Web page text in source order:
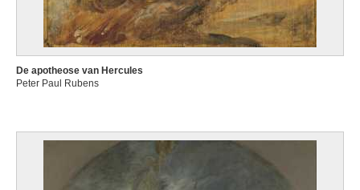
De apotheose van Hercules
Peter Paul Rubens